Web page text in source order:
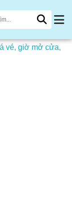
vé, giờ mở cửa,